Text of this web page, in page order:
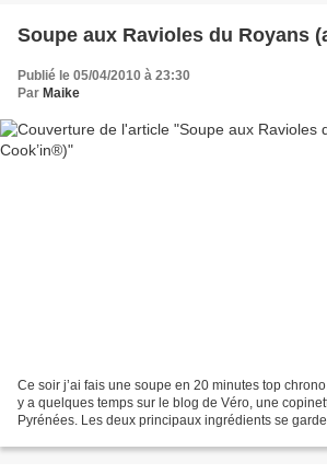
Soupe aux Ravioles du Royans
Publié le 05/04/2010 à 23:30
Par Maike
Ce soir j’ai fais une soupe en 20 minutes top
y a quelques temps sur le blog de Véro, une
Pyrénées. Les deux principaux ingrédients se